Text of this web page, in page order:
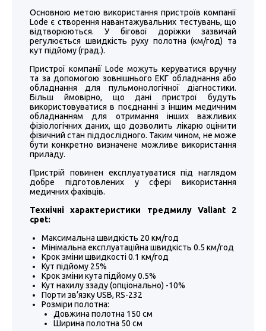
Основною метою використання пристроїв компанії
Lode є створення навантажувальних тестувань, що
відтворюються. У бігової доріжки зазвичай
регулюється швидкість руху полотна (км/год) та
кут підйому (град.).
Пристрої компанії Lode можуть керуватися вручну
та за допомогою зовнішнього ЕКГ обладнання або
обладнання для пульмонологічної діагностики.
Більш ймовірно, що дані пристрої будуть
використовуватися в поєднанні з іншим медичним
обладнанням для отримання інших важливих
фізіологічних даних, що дозволить лікарю оцінити
фізичний стан піддослідного. Таким чином, не може
бути конкретно визначене можливе використання
приладу.
Пристрій повинен експлуатуватися під наглядом
добре підготовлених у сфері використання
медичних фахівців.
Технічні характеристики тредмилу Valiant 2
cpet:
Максимальна швидкість 20 км/год
Мінімальна експлуатаційна швидкість 0.5 км/год
Крок зміни швидкості 0.1 км/год
Кут підйому 25%
Крок зміни кута підйому 0.5%
Кут нахилу ззаду (опціонально) -10%
Порти зв’язку USB, RS-232
Розміри полотна:
Довжина полотна 150 см
Ширина полотна 50 см